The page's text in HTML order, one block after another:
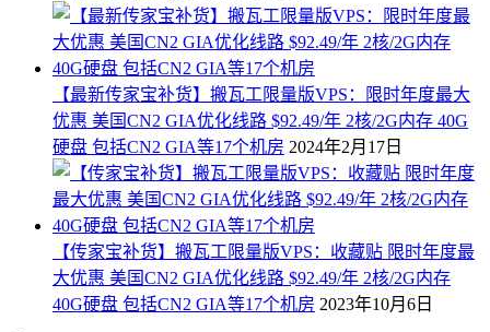
【最新传家宝补货】搬瓦工限量版VPS：限时年度最大
优惠 美国CN2 GIA优化线路 $92.49/年 2核/2G内存 40G
硬盘 包括CN2 GIA等17个机房 2024年2月17日
【传家宝补货】搬瓦工限量版VPS：收藏贴 限时年度最
大优惠 美国CN2 GIA优化线路 $92.49/年 2核/2G内存
40G硬盘 包括CN2 GIA等17个机房 2023年10月6日